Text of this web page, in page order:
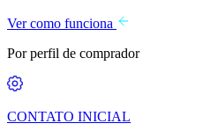
Ver como funciona
Por perfil de comprador
CONTATO INICIAL